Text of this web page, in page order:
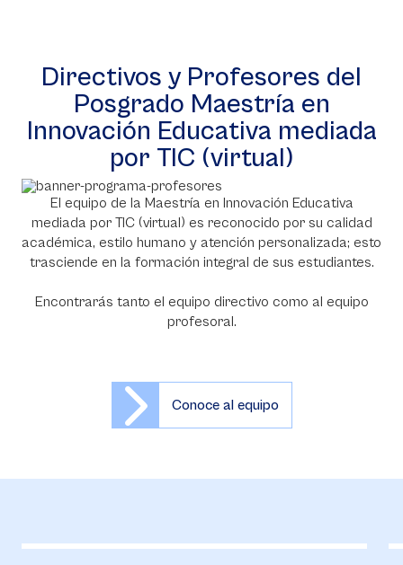
Directivos y Profesores del
Posgrado Maestría en
Innovación Educativa mediada
por TIC (virtual)
El equipo de la Maestría en Innovación Educativa
mediada por TIC (virtual) es reconocido por su calidad
académica, estilo humano y atención personalizada; esto
trasciende en la formación integral de sus estudiantes.
Encontrarás tanto el equipo directivo como al equipo
profesoral.
Conoce al equipo